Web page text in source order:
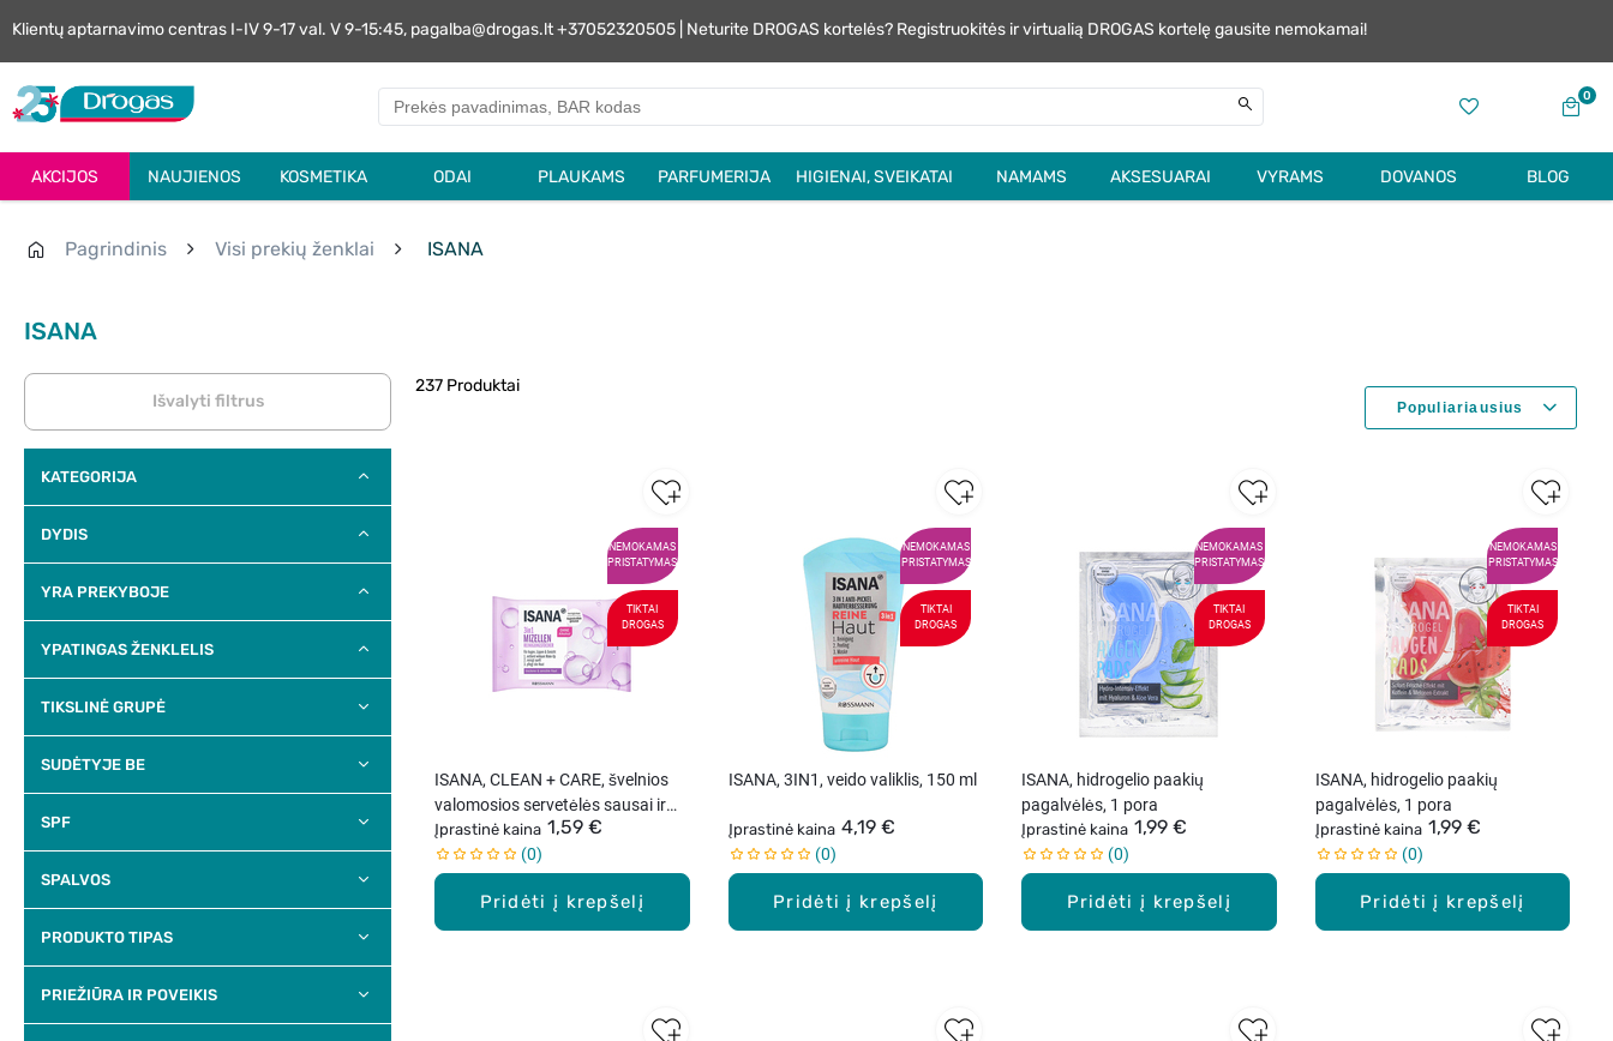
Klientų aptarnavimo centras I-IV 9-17 val. V 9-15:45, pagalba@drogas.lt +37052320505 | Neturite DROGAS kortelės? Registruokitės ir virtualią DROGAS kortelę gausite nemokamai!
0
AKCIJOS NAUJIENOS KOSMETIKA ODAI PLAUKAMS PARFUMERIJA HIGIENAI, SVEIKATAI NAMAMS AKSESUARAI VYRAMS DOVANOS BLOG
Pagrindinis Visi prekių ženklai ISANA
ISANA
Išvalyti filtrus
KATEGORIJA
DYDIS
YRA PREKYBOJE
YPATINGAS ŽENKLELIS
TIKSLINĖ GRUPĖ
SUDĖTYJE BE
SPF
SPALVOS
PRODUKTO TIPAS
PRIEŽIŪRA IR POVEIKIS
237 Produktai
NEMOKAMAS
PRISTATYMAS
TIKTAI
DROGAS
Pridėti į krepšelį
ISANA, CLEAN + CARE, švelnios
valomosios servetėlės sausai ir
jautriai odai, 10 vnt.
Įprastinė kaina 1,59 €
0
NEMOKAMAS
PRISTATYMAS
TIKTAI
DROGAS
Pridėti į krepšelį
ISANA, 3IN1, veido valiklis, 150 ml
Įprastinė kaina 4,19 €
0
NEMOKAMAS
PRISTATYMAS
TIKTAI
DROGAS
Pridėti į krepšelį
ISANA, hidrogelio paakių
pagalvėlės, 1 pora
Įprastinė kaina 1,99 €
0
NEMOKAMAS
PRISTATYMAS
TIKTAI
DROGAS
Pridėti į krepšelį
ISANA, hidrogelio paakių
pagalvėlės, 1 pora
Įprastinė kaina 1,99 €
0